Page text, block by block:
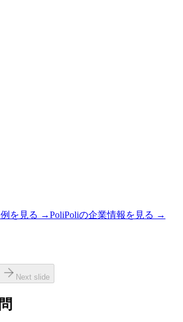
を見る →PoliPoliの企業情報を見る →
Next slide